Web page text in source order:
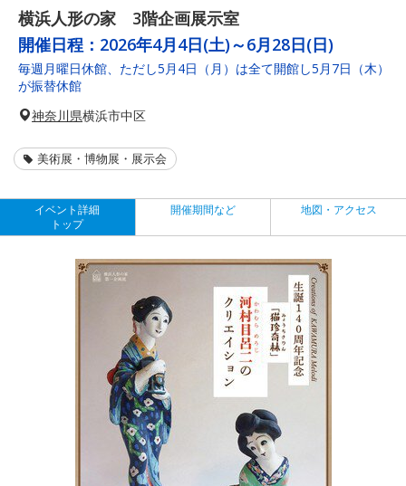
横浜人形の家 3階企画展示室
開催日程： 2026年4月4日(土)～6月28日(日)
毎週月曜日休館、ただし5月4日（月）は全て開館し5月7日（木）
が振替休館
神奈川県横浜市中区
美術展・博物展・展示会
イベント詳細
トップ
開催期間など 地図・アクセス